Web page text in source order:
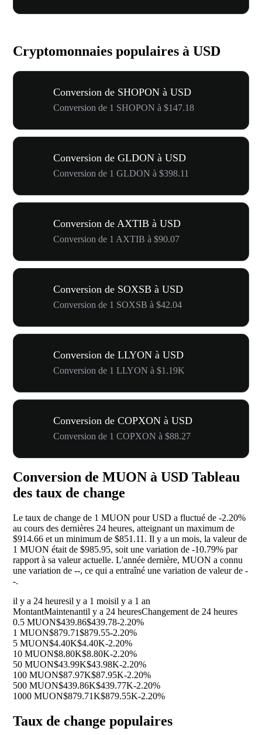
Cryptomonnaies populaires à USD
Conversion de SHOPON à USD
Conversion de 1 SHOPON à $147.18
Conversion de GLDON à USD
Conversion de 1 GLDON à $398.11
Conversion de AXTIB à USD
Conversion de 1 AXTIB à $90.07
Conversion de SOXSB à USD
Conversion de 1 SOXSB à $42.04
Conversion de LLYON à USD
Conversion de 1 LLYON à $1.19K
Conversion de COPXON à USD
Conversion de 1 COPXON à $88.27
Conversion de MUON à USD Tableau
des taux de change
Le taux de change de 1 MUON pour USD a fluctué de -2.20%
au cours des dernières 24 heures, atteignant un maximum de
$914.66 et un minimum de $851.11. Il y a un mois, la valeur de
1 MUON était de $985.95, soit une variation de -10.79% par
rapport à sa valeur actuelle. L'année dernière, MUON a connu
une variation de --, ce qui a entraîné une variation de valeur de -
-.
il y a 24 heuresil y a 1 moisil y a 1 an
MontantMaintenantil y a 24 heuresChangement de 24 heures
0.5 MUON$439.86$439.78-2.20%
1 MUON$879.71$879.55-2.20%
5 MUON$4.40K$4.40K-2.20%
10 MUON$8.80K$8.80K-2.20%
50 MUON$43.99K$43.98K-2.20%
100 MUON$87.97K$87.95K-2.20%
500 MUON$439.86K$439.77K-2.20%
1000 MUON$879.71K$879.55K-2.20%
Taux de change populaires